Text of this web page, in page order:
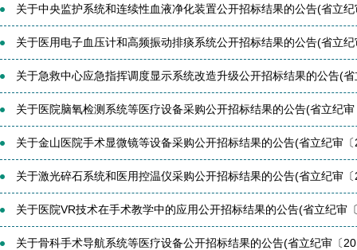
关于中央监护系统和连续性血液净化装置公开招标结果的公告(省立
关于医用电子血压计和高频振动排痰系统公开招标结果的公告(省立
关于急救中心应急指挥调度显示系统改造升级公开招标结果的公告(
关于医院脑氧检测系统等医疗设备采购公开招标结果的公告(省立纪
关于金山医院手术显微镜等设备采购公开招标结果的公告(省立纪审
关于激光碎石系统和医用控温仪采购公开招标结果的公告(省立纪审
关于医院VR技术在手术教学中的应用公开招标结果的公告(省立纪审
关于骨科手术导航系统等医疗设备公开招标结果的公告(省立纪审〔